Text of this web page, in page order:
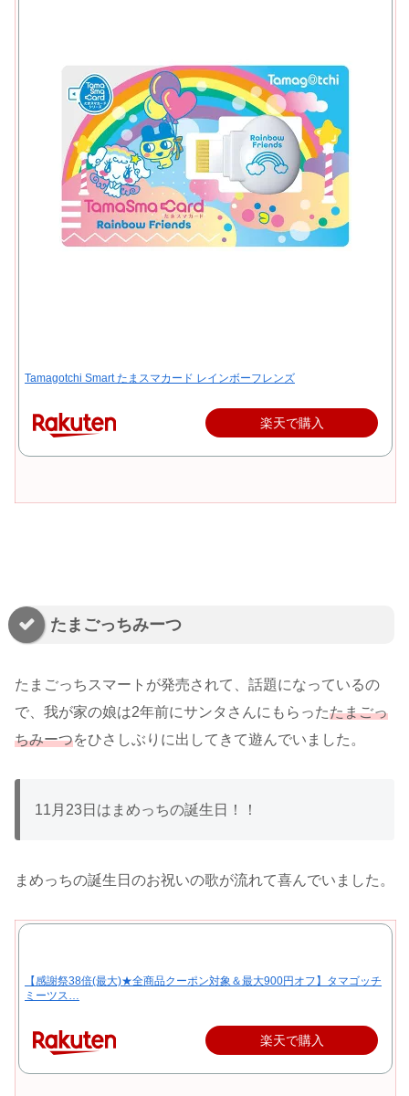
Tamagotchi Smart たまスマカード レインボーフレンズ
楽天で購入
たまごっちみーつ
たまごっちスマートが発売されて、話題になっているの
で、我が家の娘は2年前にサンタさんにもらったたまごっ
ちみーつをひさしぶりに出してきて遊んでいました。
11月23日はまめっちの誕生日！！
まめっちの誕生日のお祝いの歌が流れて喜んでいました。
【感謝祭38倍(最大)★全商品クーポン対象＆最大900円オフ】タマゴッチ
ミーツス…
楽天で購入